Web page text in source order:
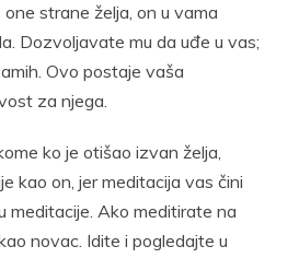
strane želja, on u vama
Dozvoljavate mu da uđe u vas;
Ovo postaje vaša
za njega.
ko je otišao izvan želja,
kao on, jer meditacija vas čini
meditacije. Ako meditirate na
novac. Idite i pogledajte u